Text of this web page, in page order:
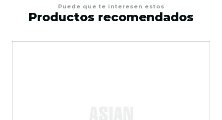
Puede que te interesen estos
Productos recomendados